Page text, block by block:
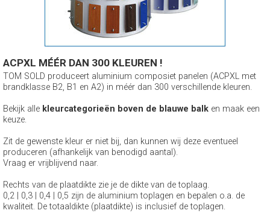
ACPXL MÉÉR DAN 300 KLEUREN !
TOM SOLD produceert aluminium composiet panelen (ACPXL met
brandklasse B2, B1 en A2) in méér dan 300 verschillende kleuren.
Bekijk alle kleurcategorieën boven de blauwe balk en maak een
keuze.
Zit de gewenste kleur er niet bij, dan kunnen wij deze eventueel
produceren (afhankelijk van benodigd aantal).
Vraag er vrijblijvend naar.
Rechts van de plaatdikte zie je de dikte van de toplaag.
0,2 | 0,3 | 0,4 | 0,5 zijn de aluminium toplagen en bepalen o.a. de
kwaliteit. De totaaldikte (plaatdikte) is inclusief de toplagen.